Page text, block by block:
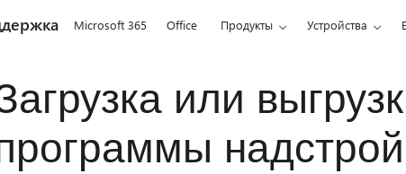
Microsoft 365 Office Продукты Устройства
или